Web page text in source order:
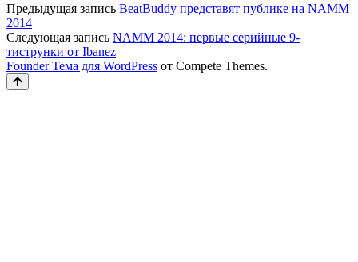
Предыдущая запись BeatBuddy представят публике на NAMM
2014
Следующая запись NAMM 2014: первые серийные 9-
тиструнки от Ibanez
Founder Тема для WordPress от Compete Themes.
Прокрутка
к